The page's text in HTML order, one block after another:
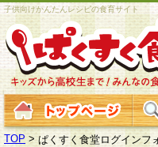
子供向けかんたんレシピの食育サイト
TOP > ぱくすく食堂ログインフ